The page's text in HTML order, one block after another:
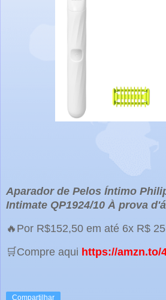
Aparador de Pelos Íntimo
Intimate QP1924/10 À prova
🔥Por R$152,50 em até 6x R$
🛒Compre aqui https://amzn.to/
Compartilhar